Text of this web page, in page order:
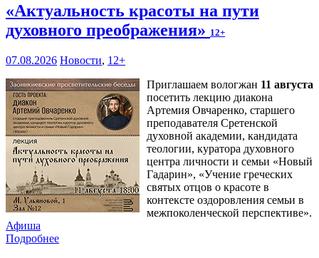
«Актуальность красоты на пути
духовного преображения» 12+
07.08.2026 Новости, 12+
Приглашаем вологжан 11 августа
посетить лекцию диакона
Артемия Овчаренко, старшего
преподавателя Сретенской
духовной академии, кандидата
теологии, куратора духовного
центра личности и семьи «Новый
Гадарин», «Учение греческих
святых отцов о красоте в
контексте оздоровления семьи в
межпоколенческой перспективе».
Афиша
Подробнее